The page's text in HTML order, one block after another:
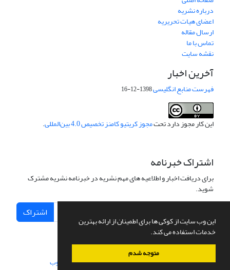
این وب سایت از کوکی ها برای اطمینان از ارائه بهترین
خدمات استفاده می کند.
متوجه شدم
درباره نشریه
اعضای هیات تحریریه
ارسال مقاله
تماس با ما
نقشه سایت
آخرین اخبار
فهرست منابع انگلیسی1398-12-16
این کار مجوز دارد تحتمجوز کریتیو کامنز تخصیص 4.0 بین‌المللی .
اشتراک خبرنامه
برای دریافت اخبار و اطلاعیه های مهم نشریه در خبرنامه نشریه مشترک
شوید.
اشتراک
سامانه مدیریت نشریات علمی.طراحی و پیاده سازی از سیناوب